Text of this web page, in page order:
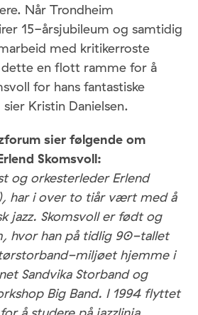
Når Trondheim
15-årsjubileum og samtidig
med kritikerroste
dette en flott ramme for å
for hans fantastiske
Kristin Danielsen.
sier følgende om
Skomsvoll:
og orkesterleder Erlend
har i over to tiår vært med å
jazz. Skomsvoll er født og
hvor han på tidlig 90-tallet
miljøet hjemme i
Sandvika Storband og
Big Band. I 1994 flyttet